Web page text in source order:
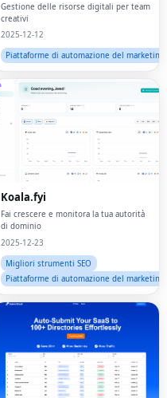
Gestione delle risorse digitali per team
creativi
2025-12-12
Piattaforme di automazione del marketing
Koala.fyi
Fai crescere e monitora la tua autorità
di dominio
2025-12-23
Migliori strumenti SEO
Piattaforme di automazione del marketing